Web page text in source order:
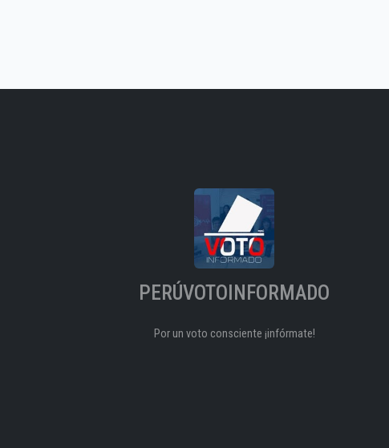
PERÚVOTOINFORMADO
Por un voto consciente ¡infórmate!